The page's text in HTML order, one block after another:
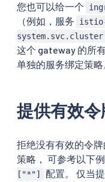
您也可以给一个
（例如，服务
这个 gateway 的所
单独的服务绑定策略
提供有效令
拒绝没有有效的令
策略， 可参考以下
["*"]
配置。 仅当